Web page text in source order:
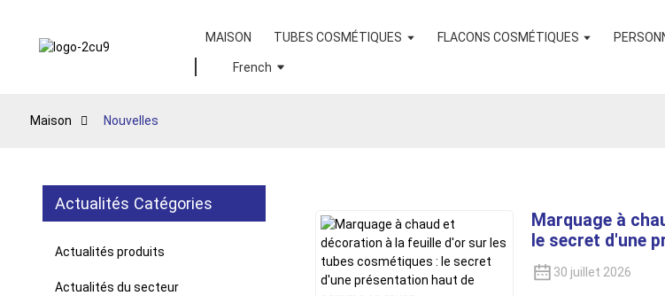
MAISON TUBES COSMÉTIQUES FLACONS COSMÉTIQUES
French
Maison Nouvelles
Actualités Catégories
Actualités produits
Actualités du secteur
Marquage à
le secret d'une
30 juillet 2026